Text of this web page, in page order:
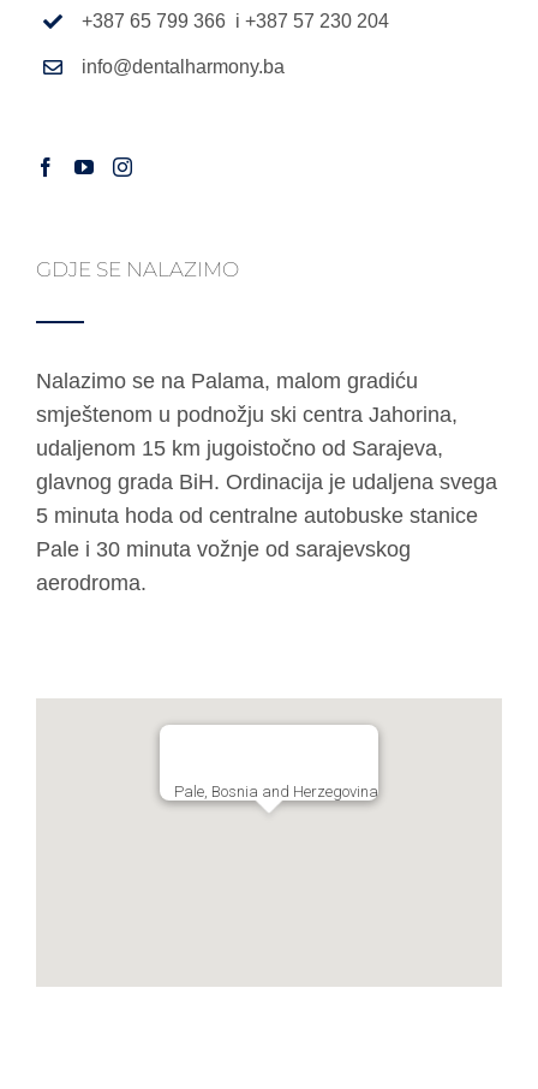
+387 65 799 366 i +387 57 230 204
info@dentalharmony.ba
GDJE SE NALAZIMO
Nalazimo se na Palama, malom gradiću
smještenom u podnožju ski centra Jahorina,
udaljenom 15 km jugoistočno od Sarajeva,
glavnog grada BiH. Ordinacija je udaljena svega
5 minuta hoda od centralne autobuske stanice
Pale i 30 minuta vožnje od sarajevskog
aerodroma.
Pale, Bosnia and Herzegovina